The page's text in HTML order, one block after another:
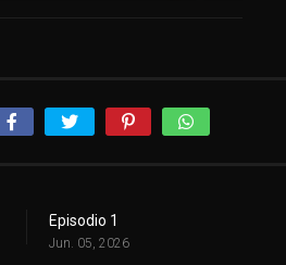
Episodio 1
Jun. 05, 2026